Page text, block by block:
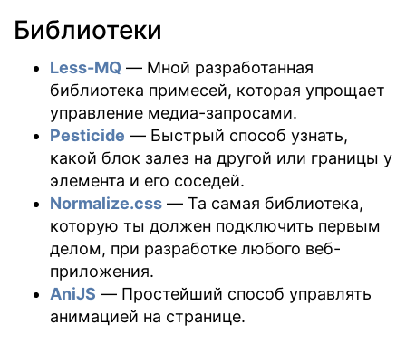
Библиотеки
Less-MQ — Мной разработанная
библиотека примесей, которая упрощает
управление медиа-запросами.
Pesticide — Быстрый способ узнать,
какой блок залез на другой или границы у
элемента и его соседей.
Normalize.css — Та самая библиотека,
которую ты должен подключить первым
делом, при разработке любого веб-
приложения.
AniJS — Простейший способ управлять
анимацией на странице.